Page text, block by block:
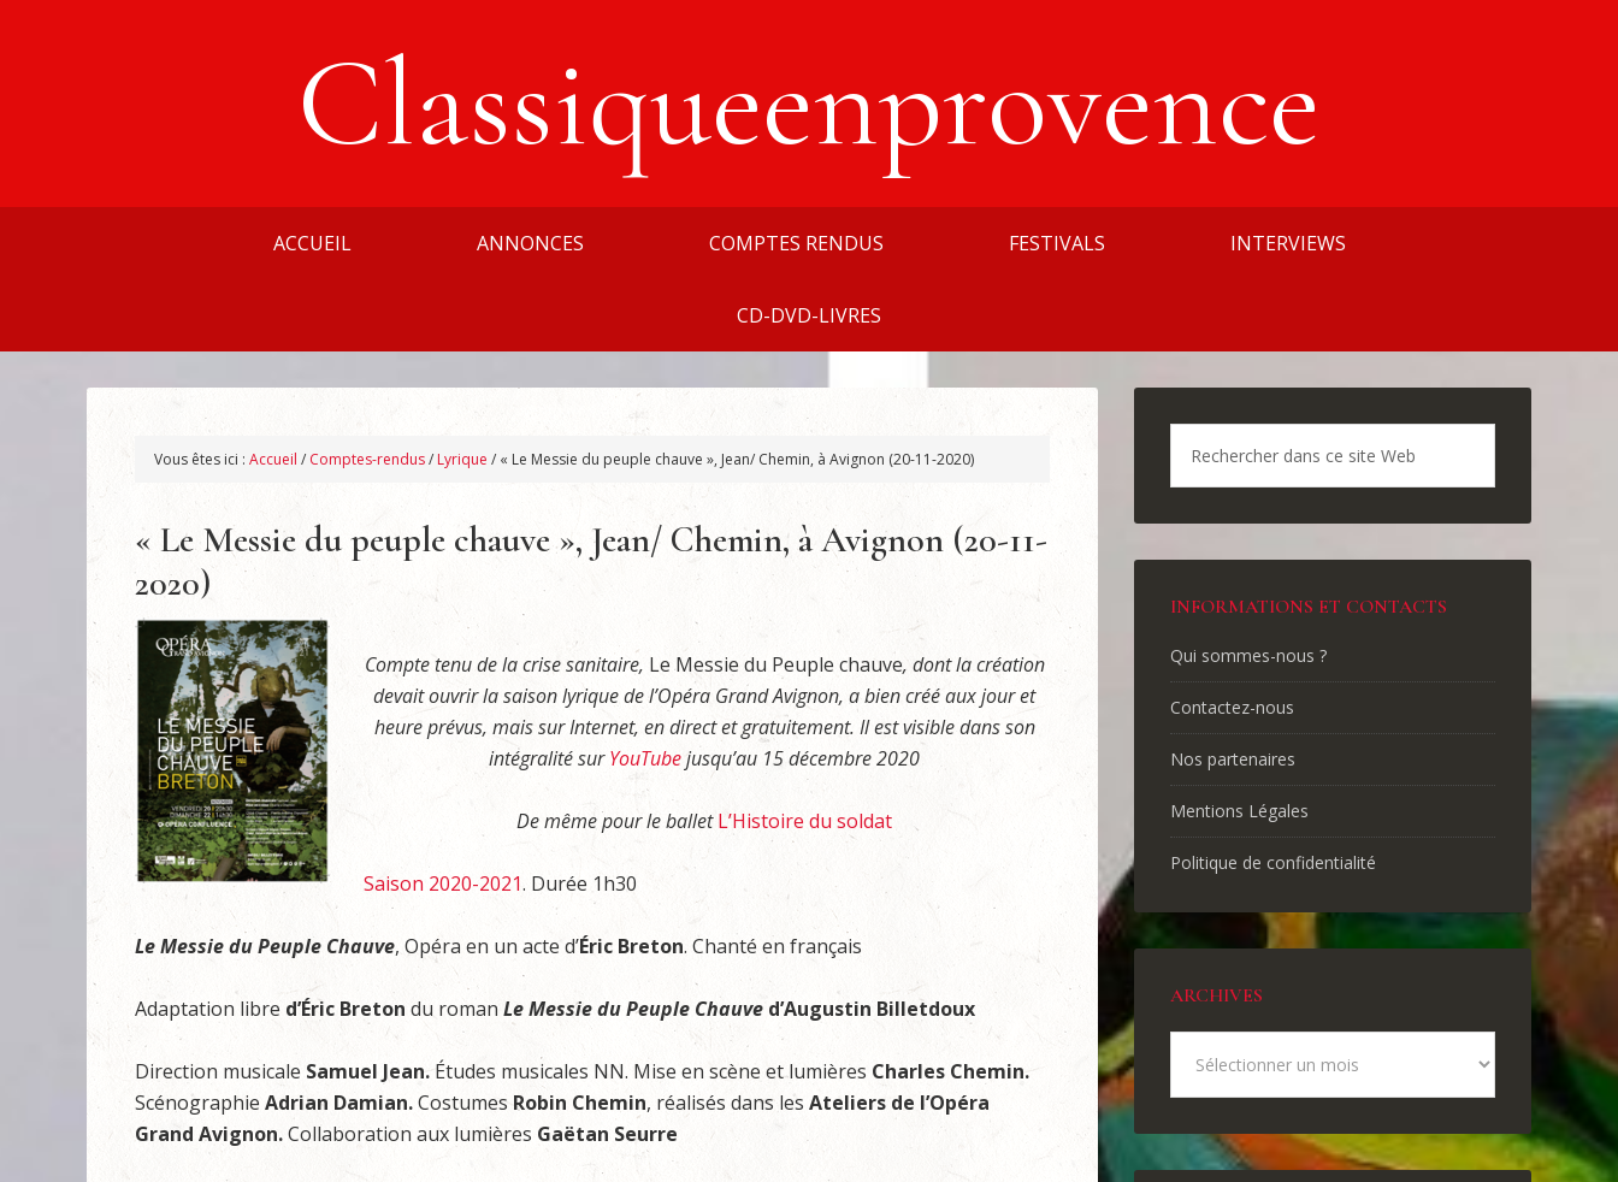
Classiqueenprovence
ACCUEIL ANNONCES COMPTES RENDUS FESTIVALS INTERVIEWS
CD-DVD-LIVRES
Vous êtes ici : Accueil / Comptes-rendus/ Lyrique / « Le Messie du peuple chauve », Jean/ Chemin, à Avignon (20-11-2020)
« Le Messie du peuple chauve », Jean/ Chemin, à Avignon (20-11-
2020)
Compte tenu de la crise sanitaire, Le Messie du Peuple chauve, dont la création
devait ouvrir la saison lyrique de l’Opéra Grand Avignon, a bien créé aux jour et
heure prévus, mais sur Internet, en direct et gratuitement. Il est visible dans son
intégralité surYouTubejusqu’au 15 décembre 2020
De même pour le ballet L’Histoire du soldat
Saison 2020-2021. Durée 1h30
Le Messie du Peuple Chauve, Opéra en un acte d’Éric Breton. Chanté en français
Adaptation libre d’Éric Breton du roman Le Messie du Peuple Chauve d’Augustin Billetdoux
Direction musicale Samuel Jean. Études musicales NN. Mise en scène et lumières Charles Chemin.
Scénographie Adrian Damian.Costumes Robin Chemin, réalisés dans les Ateliers de l’Opéra
Grand Avignon.Collaboration aux lumières Gaëtan Seurre
INFORMATIONS ET CONTACTS
Qui sommes-nous ?
Contactez-nous
Nos partenaires
Mentions Légales
Politique de confidentialité
ARCHIVES